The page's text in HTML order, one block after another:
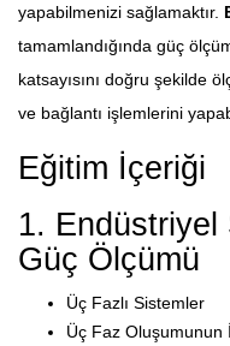
yapabilmenizi sağlamaktır.
tamamlandığında güç
katsayısını doğru şekilde
ve bağlantı işlemlerini
Eğitim İçeriği
1. Endüstriyel
Güç Ölçümü
Üç Fazlı Sistemler
Üç Faz Oluşumunun